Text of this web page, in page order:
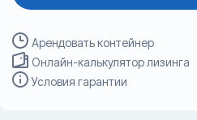
Арендовать контейнер
Онлайн-калькулятор лизинга
Условия гарантии